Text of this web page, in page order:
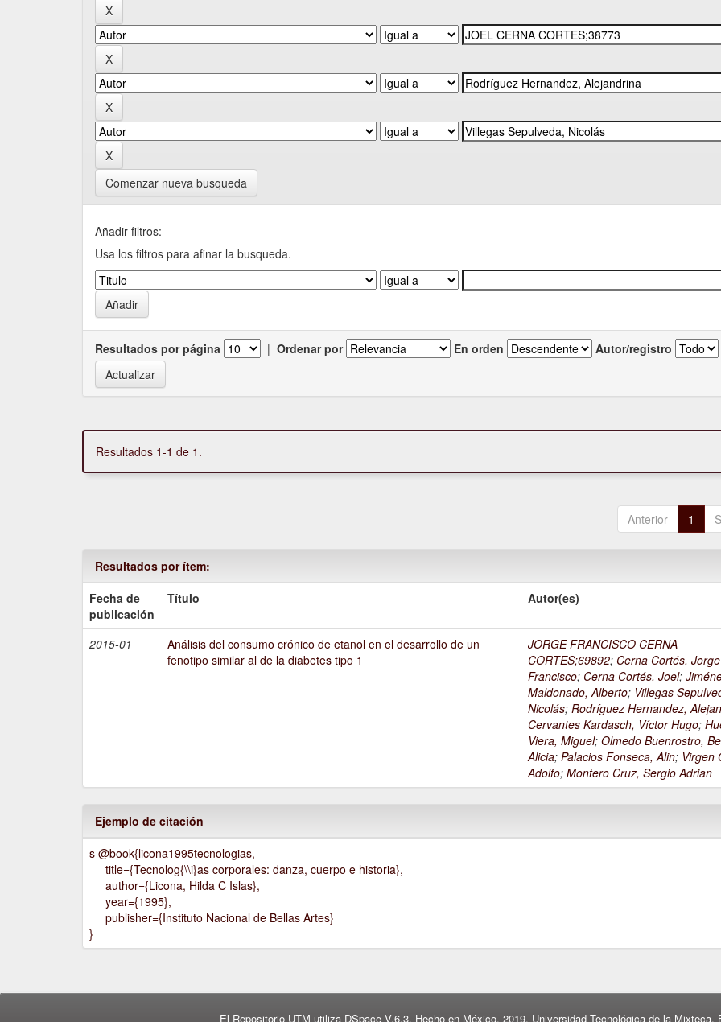
Comenzar nueva busqueda
Añadir filtros:
Usa los filtros para afinar la busqueda.
Resultados por página | Ordenar por En orden Autor/registro
Resultados 1-1 de 1.
Anterior 1
Resultados por ítem:
Fecha de
publicación
Título Autor(es)
2015-01
Análisis del consumo crónico de etanol en el desarrollo de un
fenotipo similar al de la diabetes tipo 1
JORGE FRANCISCO CERNA
CORTES;69892; Cerna Cortés, Jorge
Francisco; Cerna Cortés, Joel;
Maldonado, Alberto; Villegas
Nicolás;Rodríguez Hernandez,
Cervantes Kardasch, Víctor Hugo;
Viera, Miguel;Olmedo Buenrostro,
Alicia;Palacios Fonseca, Alin; Virgen
Adolfo;Montero Cruz, Sergio Adrian
Ejemplo de citación
s @book{licona1995tecnologias,
title={Tecnolog{\\i}as corporales: danza, cuerpo e historia},
author={Licona, Hilda C Islas},
year={1995},
publisher={Instituto Nacional de Bellas Artes}
}
El Repositorio UTM utiliza DSpace V.6.3. Hecho en México, 2019. Universidad Tecnológica de la Mixteca.